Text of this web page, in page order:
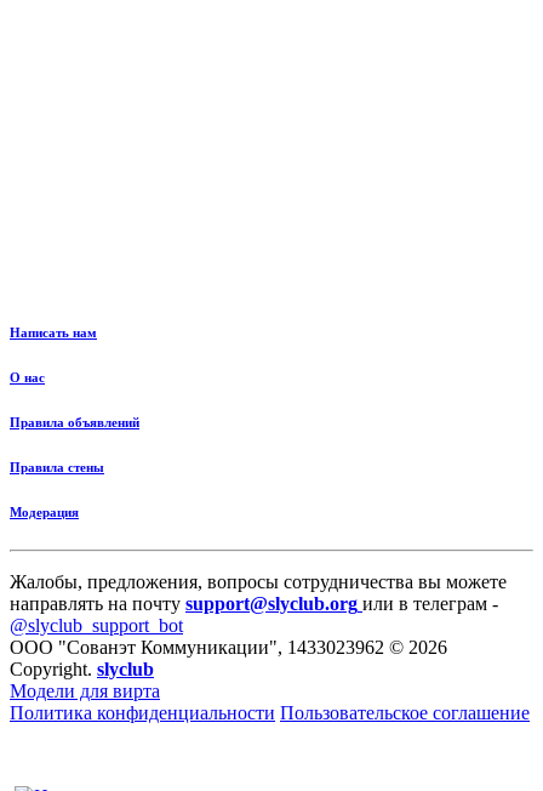
Написать нам
О нас
Правила объявлений
Правила стены
Модерация
Жалобы, предложения, вопросы сотрудничества вы можете
направлять на почту support@slyclub.org или в телеграм -
@slyclub_support_bot
ООО "Сованэт Коммуникации", 1433023962 © 2026
Copyright. slyclub
Модели для вирта
Политика конфиденциальности Пользовательское соглашение